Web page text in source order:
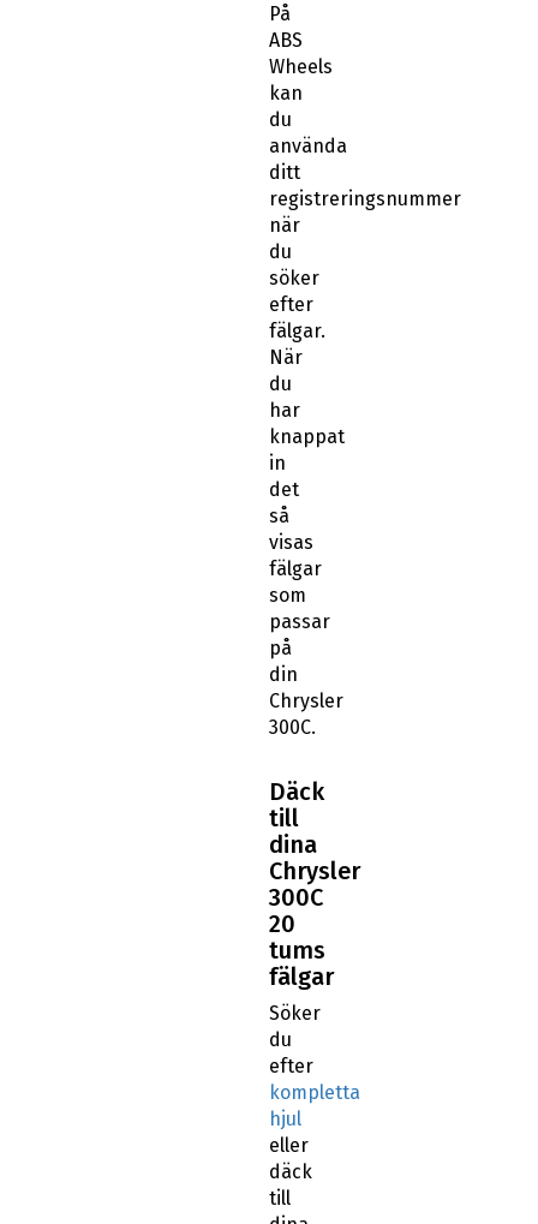
På
ABS
Wheels
kan
du
använda
ditt
registreringsnummer
när
du
söker
efter
fälgar.
När
du
har
knappat
in
det
så
visas
fälgar
som
passar
på
din
Chrysler
300C.
Däck
till
dina
Chrysler
300C
20
tums
fälgar
Söker
du
efter
kompletta
hjul
eller
däck
till